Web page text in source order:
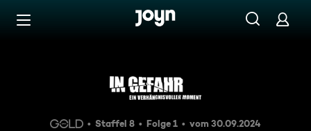
Zum Inhalt springen
Kati - Urlaub in Gefahr
Staffel 8 Folge 1 vom 30.09.2024